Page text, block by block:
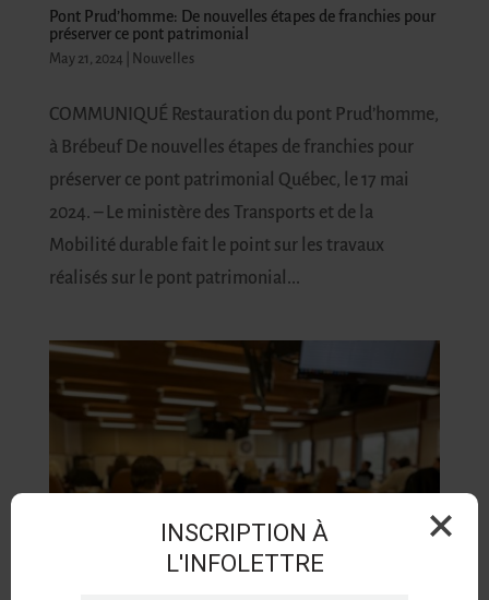
Pont Prud’homme: De nouvelles étapes de franchies pour
préserver ce pont patrimonial
May 21, 2024 Nouvelles
COMMUNIQUÉ Restauration du pont Prud’homme,
à Brébeuf De nouvelles étapes de franchies pour
préserver ce pont patrimonial Québec, le 17 mai
2024. – Le ministère des Transports et de la
Mobilité durable fait le point sur les travaux
réalisés sur le pont patrimonial...
INSCRIPTION À
L'INFOLETTRE